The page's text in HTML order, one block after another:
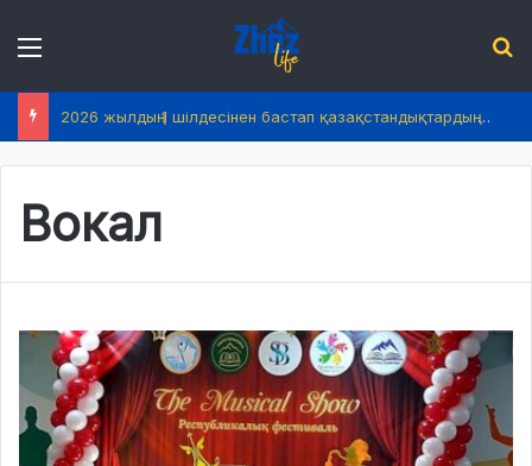
2026 жылдың 1 шілдесінен бастап қазақстандықтардың өмірінде не өзгереді?
Вокал